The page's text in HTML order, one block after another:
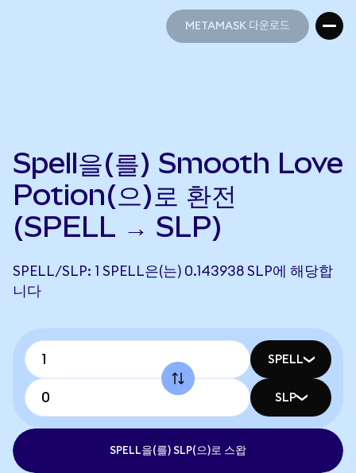
METAMASK 다운로드
Spell을(를) Smooth Love
Potion(으)로 환전
(SPELL → SLP)
SPELL/SLP: 1 SPELL은(는) 0.143938 SLP에 해당합
니다
SPELL
SLP
SPELL을(를) SLP(으)로 스왑